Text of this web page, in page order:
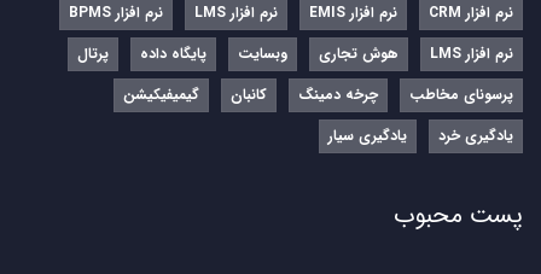
نرم‌ افزار CRM
نرم‌ افزار EMIS نرم‌ افزار LMS
نرم افزار BPMS
نرم افزار LMS
هوش تجاری وبسایت پایگاه داده
پرتال
پرسونای مخاطب
چرخه دمینگ کانبان
گیمیفیکیشن
یادگیری خرد
یادگیری سیار
پست محبوب